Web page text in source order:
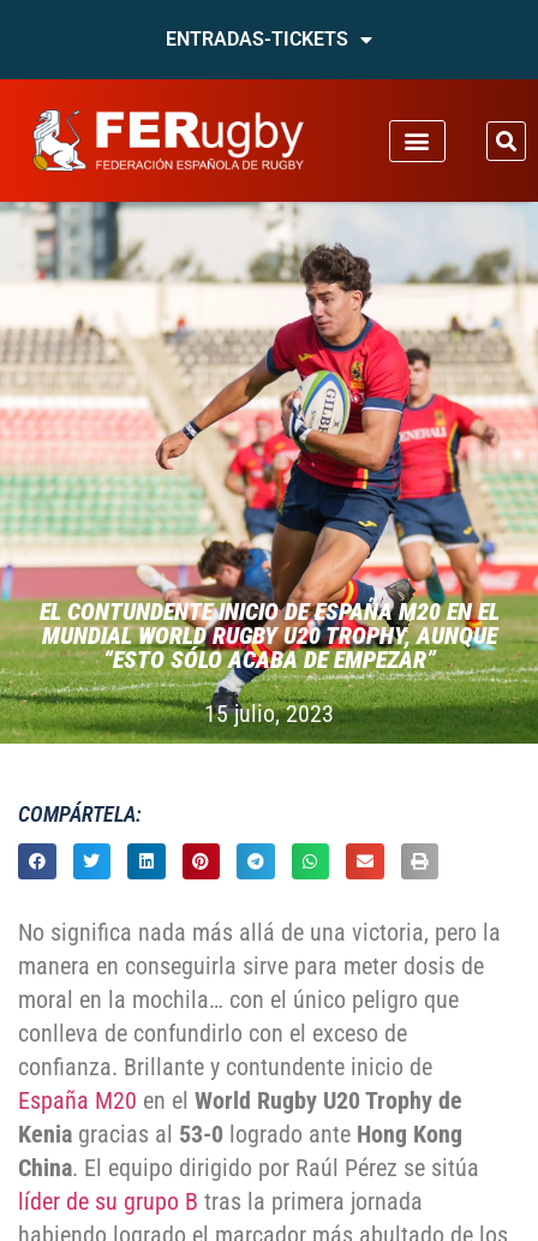
ENTRADAS-TICKETS
EL CONTUNDENTE INICIO DE ESPAÑA M20 EN EL
MUNDIAL WORLD RUGBY U20 TROPHY, AUNQUE
“ESTO SÓLO ACABA DE EMPEZAR”
15 julio, 2023
COMPÁRTELA:
No significa nada más allá de una victoria, pero la
manera en conseguirla sirve para meter dosis de
moral en la mochila… con el único peligro que
conlleva de confundirlo con el exceso de
confianza. Brillante y contundente inicio de
España M20 en el World Rugby U20 Trophy de
Kenia gracias al 53-0 logrado ante Hong Kong
China. El equipo dirigido por Raúl Pérez se sitúa
líder de su grupo B tras la primera jornada
habiendo logrado el marcador más abultado de los